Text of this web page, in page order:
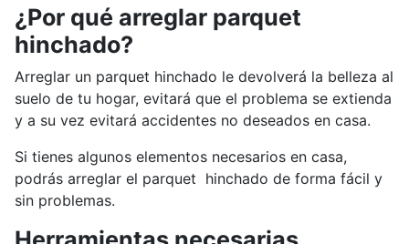
¿Por qué arreglar parquet
hinchado?
Arreglar un parquet hinchado le devolverá la belleza al
suelo de tu hogar, evitará que el problema se extienda
y a su vez evitará accidentes no deseados en casa.
Si tienes algunos elementos necesarios en casa,
podrás arreglar el parquet hinchado de forma fácil y
sin problemas.